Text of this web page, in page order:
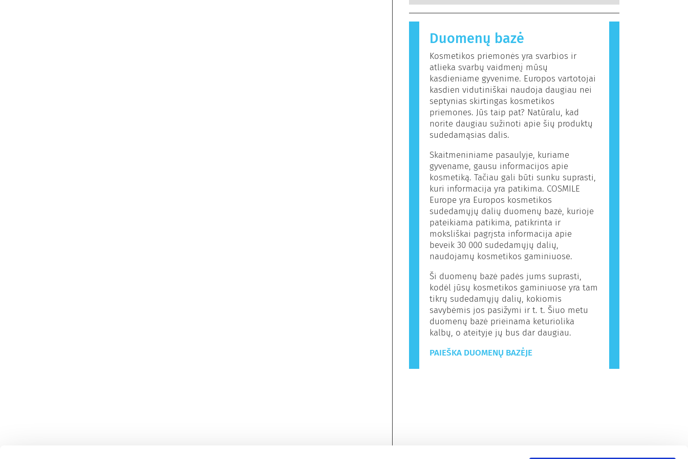
galimus endokrininės sistemos sutrikimus.
nekenksmingos daugumai žmonių. Medžiaga,
sukelianti alerginę reakciją, vadinama
alergenu. Kosmetikos ir asmens priežiūros
gaminiuose gali būti ingredientų, kurie kai
kuriems žmonėms gali sukelti alergiją. Tai
nereiškia, kad produktas nėra saugus naudoti
kitiems.
Duomenų bazė
Kosmetikos priemonės yra svarbios ir
atlieka svarbų vaidmenį mūsų
kasdieniame gyvenime. Europos vartotojai
kasdien vidutiniškai naudoja daugiau nei
septynias skirtingas kosmetikos
priemones. Jūs taip pat? Natūralu, kad
norite daugiau sužinoti apie šių produktų
sudedamąsias dalis.
Skaitmeniniame pasaulyje, kuriame
gyvename, gausu informacijos apie
kosmetiką. Tačiau gali būti sunku suprasti,
kuri informacija yra patikima. COSMILE
Europe yra Europos kosmetikos
sudedamųjų dalių duomenų bazė, kurioje
pateikiama patikima, patikrinta ir
moksliškai pagrįsta informacija apie
beveik 30 000 sudedamųjų dalių,
naudojamų kosmetikos gaminiuose.
Ši duomenų bazė padės jums suprasti,
kodėl jūsų kosmetikos gaminiuose yra tam
tikrų sudedamųjų dalių, kokiomis
savybėmis jos pasižymi ir t. t. Šiuo metu
duomenų bazė prieinama keturiolika
kalbų, o ateityje jų bus dar daugiau.
PAIEŠKA DUOMENŲ BAZĖJE